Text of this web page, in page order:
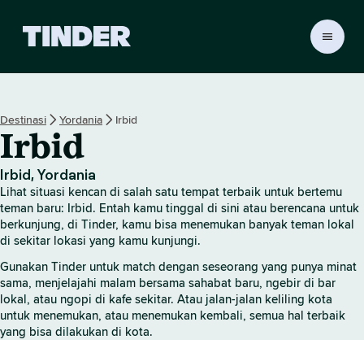
d
n
d
e
r
Destinasi Yordania Irbid
Irbid
Irbid, Yordania
Lihat situasi kencan di salah satu tempat terbaik untuk bertemu
teman baru: Irbid. Entah kamu tinggal di sini atau berencana untuk
berkunjung, di Tinder, kamu bisa menemukan banyak teman lokal
di sekitar lokasi yang kamu kunjungi.
Gunakan Tinder untuk match dengan seseorang yang punya minat
sama, menjelajahi malam bersama sahabat baru, ngebir di bar
lokal, atau ngopi di kafe sekitar. Atau jalan-jalan keliling kota
untuk menemukan, atau menemukan kembali, semua hal terbaik
yang bisa dilakukan di kota.